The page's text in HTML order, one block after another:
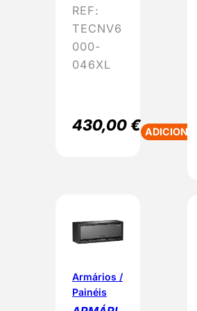
REF:
TECNV6
000-
046XL
430,00€ ADICIONAR
Armários /
Painéis